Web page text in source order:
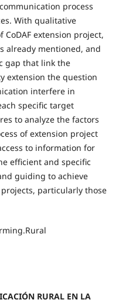
process
With qualitative
extension project,
already mentioned, and
gap that link the
extension the question
interfere in
specific target
to analyze the factors
of extension project
to information for
efficient and specific
guiding to achieve
particularly those
RURAL EN LA